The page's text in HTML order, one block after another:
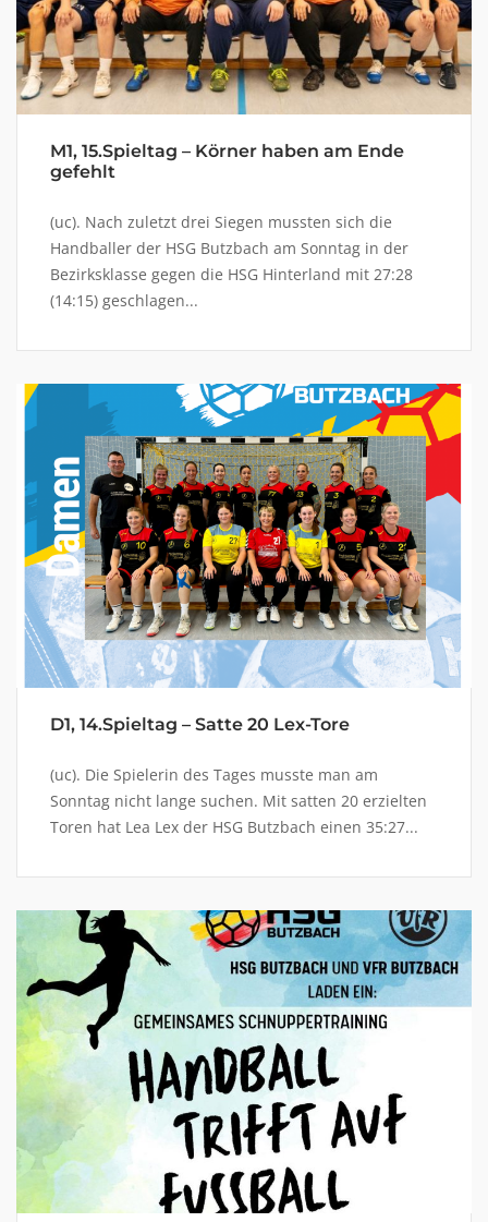
M1, 15.Spieltag – Körner haben am Ende
gefehlt
(uc). Nach zuletzt drei Siegen mussten sich die
Handballer der HSG Butzbach am Sonntag in der
Bezirksklasse gegen die HSG Hinterland mit 27:28
(14:15) geschlagen...
D1, 14.Spieltag – Satte 20 Lex-Tore
(uc). Die Spielerin des Tages musste man am
Sonntag nicht lange suchen. Mit satten 20 erzielten
Toren hat Lea Lex der HSG Butzbach einen 35:27...